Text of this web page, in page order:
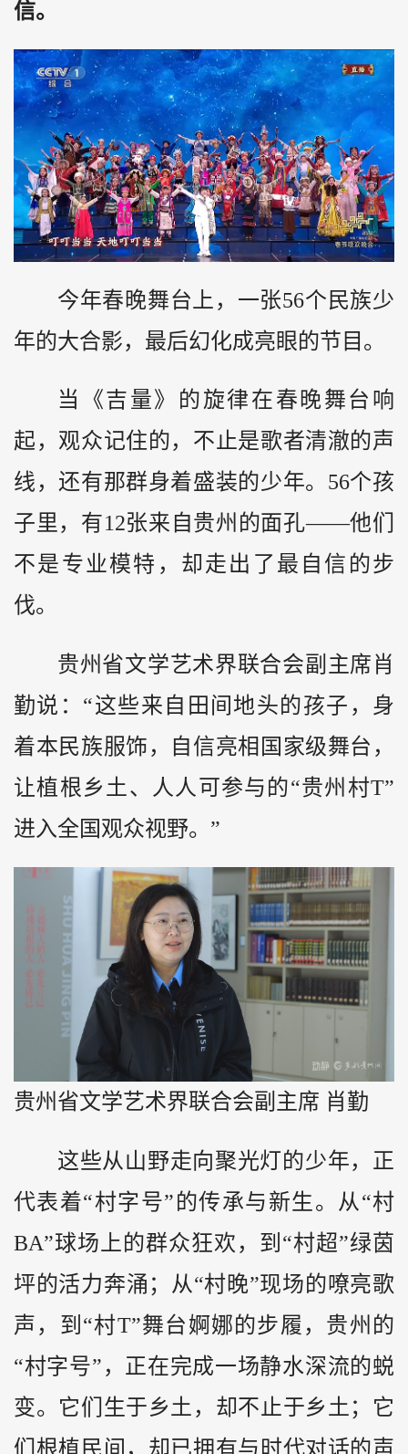
信。
今年春晚舞台上，一张56个民族少
年的大合影，最后幻化成亮眼的节目。
当《吉量》的旋律在春晚舞台响
起，观众记住的，不止是歌者清澈的声
线，还有那群身着盛装的少年。56个孩
子里，有12张来自贵州的面孔——他们
不是专业模特，却走出了最自信的步
伐。
贵州省文学艺术界联合会副主席肖
勤说：“这些来自田间地头的孩子，身
着本民族服饰，自信亮相国家级舞台，
让植根乡土、人人可参与的“贵州村T”
进入全国观众视野。”
贵州省文学艺术界联合会副主席 肖勤
这些从山野走向聚光灯的少年，正
代表着“村字号”的传承与新生。从“村
BA”球场上的群众狂欢，到“村超”绿茵
坪的活力奔涌；从“村晚”现场的嘹亮歌
声，到“村T”舞台婀娜的步履，贵州的
“村字号”，正在完成一场静水深流的蜕
变。它们生于乡土，却不止于乡土；它
们根植民间，却已拥有与时代对话的声